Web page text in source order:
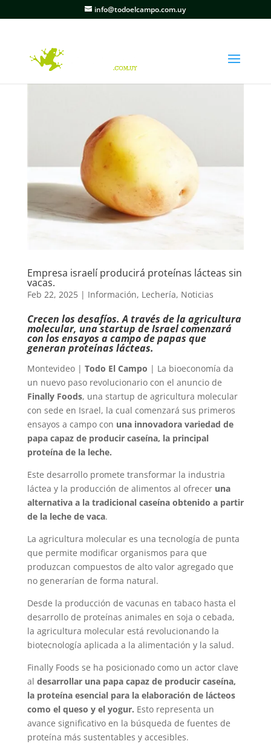
info@todoelcampo.com.uy
Empresa israelí producirá proteínas lácteas sin
vacas.
Feb 22, 2025| Información, Lechería, Noticias
Crecen los desafíos. A través de la agricultura
molecular, una startup de Israel comenzará
con los ensayos a campo de papas que
generan proteínas lácteas.
Montevideo | Todo El Campo | La bioeconomía da
un nuevo paso revolucionario con el anuncio de
Finally Foods, una startup de agricultura molecular
con sede en Israel, la cual comenzará sus primeros
ensayos a campo con una innovadora variedad de
papa capaz de producir caseína, la principal
proteína de la leche.
Este desarrollo promete transformar la industria
láctea y la producción de alimentos al ofrecer una
alternativa a la tradicional caseína obtenido a partir
de la leche de vaca.
La agricultura molecular es una tecnología de punta
que permite modificar organismos para que
produzcan compuestos de alto valor agregado que
no generarían de forma natural.
Desde la producción de vacunas en tabaco hasta el
desarrollo de proteínas animales en soja o cebada,
la agricultura molecular está revolucionando la
biotecnología aplicada a la alimentación y la salud.
Finally Foods se ha posicionado como un actor clave
al desarrollar una papa capaz de producir caseína,
la proteína esencial para la elaboración de lácteos
como el queso y el yogur. Esto representa un
avance significativo en la búsqueda de fuentes de
proteína más sustentables y accesibles.